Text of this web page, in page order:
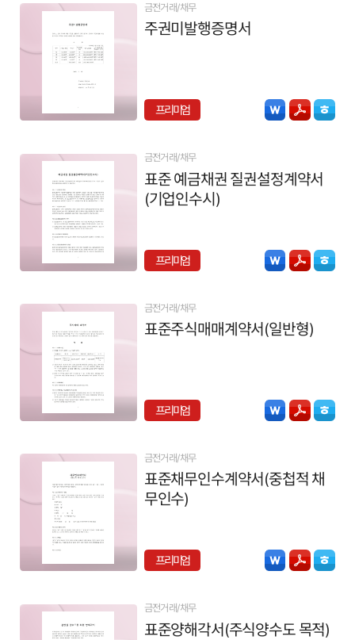
금전거래/채무
주권미발행증명서
프리미엄
금전거래/채무
표준 예금채권 질권설정계약서
(기업인수시)
프리미엄
금전거래/채무
표준주식매매계약서(일반형)
프리미엄
금전거래/채무
표준채무인수계약서(중첩적 채
무인수)
프리미엄
금전거래/채무
표준양해각서(주식양수도 목적)